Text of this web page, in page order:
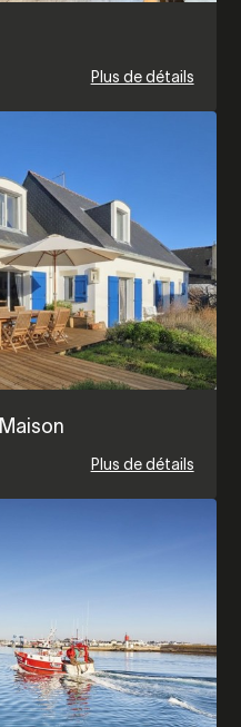
Plus de détails
Plus de détails